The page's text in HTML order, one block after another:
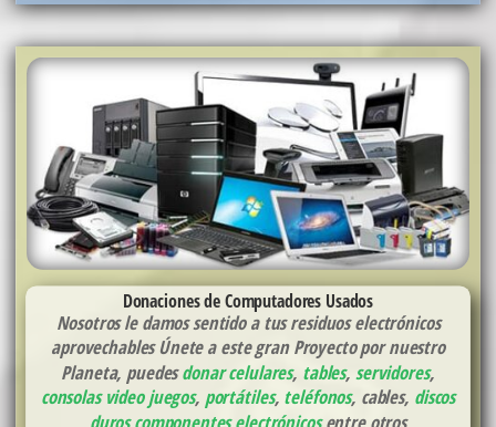
Donaciones de Computadores Usados
Nosotros le damos sentido a tus residuos electrónicos
aprovechables Únete a este gran Proyecto por nuestro
Planeta, puedesdonar celulares, tables,servidores,
consolas video juegos, portátiles, teléfonos, cables, discos
duros componentes electrónicosentre otros